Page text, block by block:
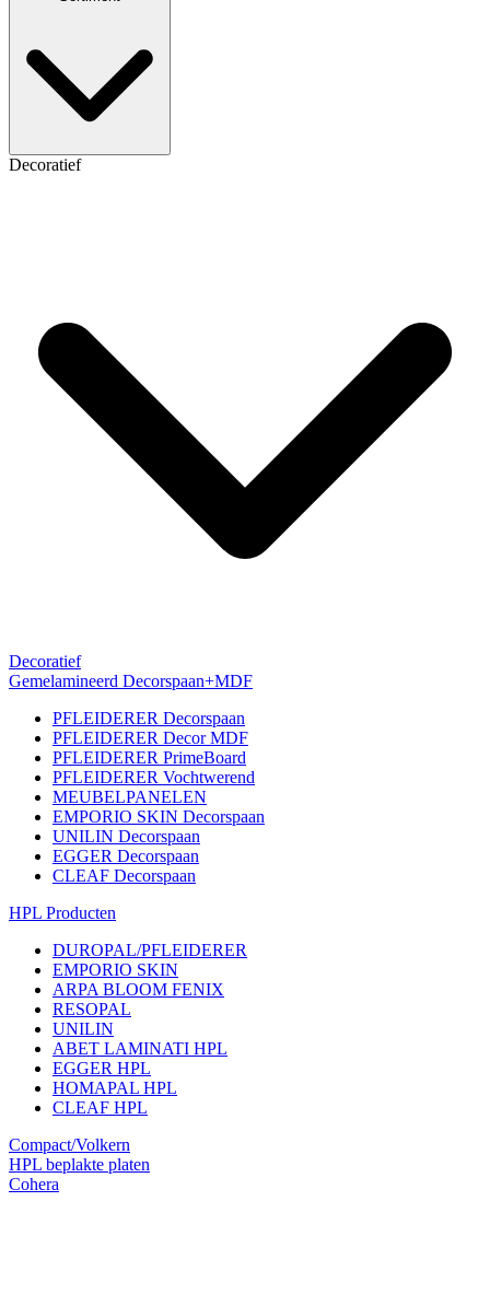
Decoratief
Decoratief
Gemelamineerd Decorspaan+MDF
PFLEIDERER Decorspaan
PFLEIDERER Decor MDF
PFLEIDERER PrimeBoard
PFLEIDERER Vochtwerend
MEUBELPANELEN
EMPORIO SKIN Decorspaan
UNILIN Decorspaan
EGGER Decorspaan
CLEAF Decorspaan
HPL Producten
DUROPAL/PFLEIDERER
EMPORIO SKIN
ARPA BLOOM FENIX
RESOPAL
UNILIN
ABET LAMINATI HPL
EGGER HPL
HOMAPAL HPL
CLEAF HPL
Compact/Volkern
HPL beplakte platen
Cohera